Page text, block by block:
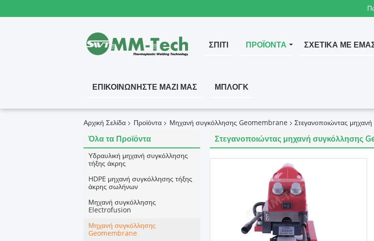
ΣΠΊΤΙ ΠΡΟΪΌΝΤΑ ΣΧΕΤΙΚΆ ΜΕ
ΕΠΙΚΟΙΝΩΝΉΣΤΕ ΜΑΖΊ ΜΑΣ ΜΠΛΟΓΚ
Αρχική Σελίδα Προϊόντα Μηχανή συγκόλλησης Geomembrane Στεγανοποιώντας
Όλα τα Προϊόντα
Υδραυλική μηχανή συγκόλλησης
τήξης άκρης
HDPE μηχανή συγκόλλησης τήξης
άκρης σωλήνων
Μηχανή συγκόλλησης
Electrofusion
Μηχανή συγκόλλησης
Geomembrane
Στεγανοποιώντας μηχανή συγκόλλησης